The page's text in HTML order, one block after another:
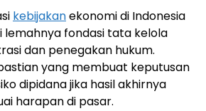
kebijakanekonomi di Indonesia
lemahnya fondasi tata kelola
dan penegakan hukum.
yang membuat keputusan
dipidana jika hasil akhirnya
harapan di pasar.